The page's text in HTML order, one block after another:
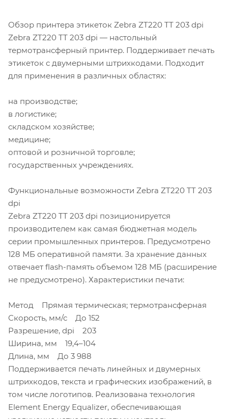
Обзор принтера этикеток Zebra ZT220 TT 203 dpi
Zebra ZT220 TT 203 dpi — настольный
термотрансферный принтер. Поддерживает печать
этикеток с двумерными штрихкодами. Подходит
для применения в различных областях:
на производстве;
в логистике;
складском хозяйстве;
медицине;
оптовой и розничной торговле;
государственных учреждениях.
Функциональные возможности Zebra ZT220 TT 203
dpi
Zebra ZT220 TT 203 dpi позиционируется
производителем как самая бюджетная модель
серии промышленных принтеров. Предусмотрено
128 МБ оперативной памяти. За хранение данных
отвечает flash-память объемом 128 МБ (расширение
не предусмотрено). Характеристики печати:
Метод Прямая термическая; термотрансферная
Скорость, мм/с До 152
Разрешение, dpi 203
Ширина, мм 19,4–104
Длина, мм До 3 988
Поддерживается печать линейных и двумерных
штрихкодов, текста и графических изображений, в
том числе логотипов. Реализована технология
Element Energy Equalizer, обеспечивающая